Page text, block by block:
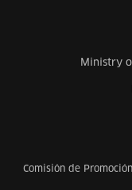
Ministry
Comisión de